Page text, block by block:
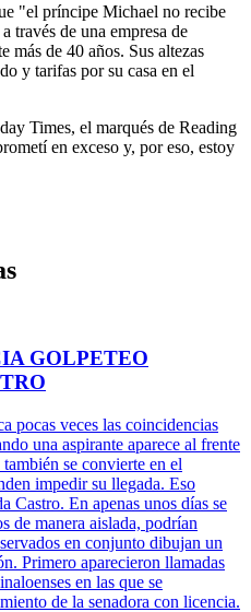
"el príncipe Michael no recibe
través de una empresa de
más de 40 años. Sus altezas
y tarifas por su casa en el
Times, el marqués de Reading
en exceso y, por eso, estoy
GOLPETEO
pocas veces las coincidencias
una aspirante aparece al frente
se convierte en el
impedir su llegada. Eso
Castro. En apenas unos días se
de manera aislada, podrían
en conjunto dibujan un
Primero aparecieron llamadas
en las que se
de la senadora con licencia.